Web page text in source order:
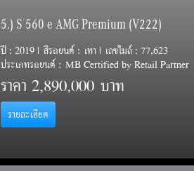
5.) S 560 e AMG Premium (V222)
ปี : 2019 | สีรถยนต์ : เทา | เลขไมล์ : 77,623
ประเภทรถยนต์ : MB Certified by Retail Partner
ราคา2,890,000 บาท
รายละเอียด